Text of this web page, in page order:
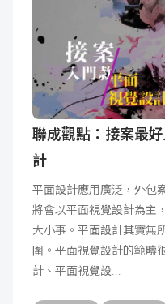
聯成觀點：接案最
計
平面設計應用廣泛，外包
將會以平面視覺設計為主
大小事。平面設計其實無
圍。平面視覺設計的範疇
計、平面視覺設